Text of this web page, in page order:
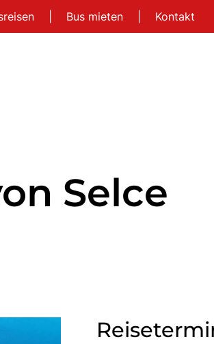
Bus mieten Kontakt
Selce